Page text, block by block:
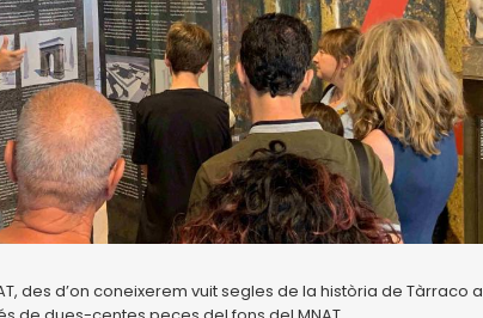
des d’on coneixerem vuit segles de la història de Tàrraco a